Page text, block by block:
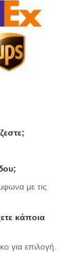
με τις
κάποια
για επιλογή.